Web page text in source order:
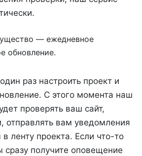
— ежедневное
обновление.
раз настроить проект и
С этого момента наш
проверять ваш сайт,
отправлять вам уведомления
в ленту проекта. Если что-то
сразу получите оповещение